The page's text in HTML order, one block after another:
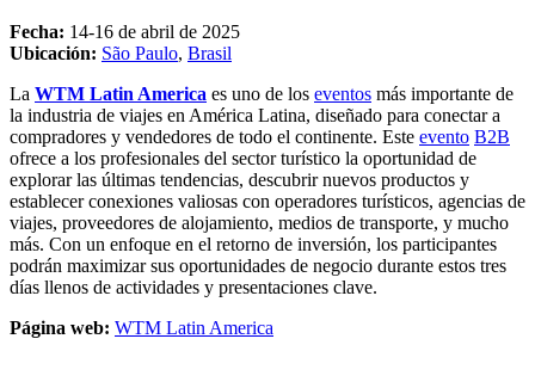
Fecha: 14-16 de abril de 2025
Ubicación: São Paulo, Brasil
La WTM Latin America es uno de los eventos más importante de
la industria de viajes en América Latina, diseñado para conectar a
compradores y vendedores de todo el continente. Este evento B2B
ofrece a los profesionales del sector turístico la oportunidad de
explorar las últimas tendencias, descubrir nuevos productos y
establecer conexiones valiosas con operadores turísticos, agencias de
viajes, proveedores de alojamiento, medios de transporte, y mucho
más. Con un enfoque en el retorno de inversión, los participantes
podrán maximizar sus oportunidades de negocio durante estos tres
días llenos de actividades y presentaciones clave.
Página web: WTM Latin America